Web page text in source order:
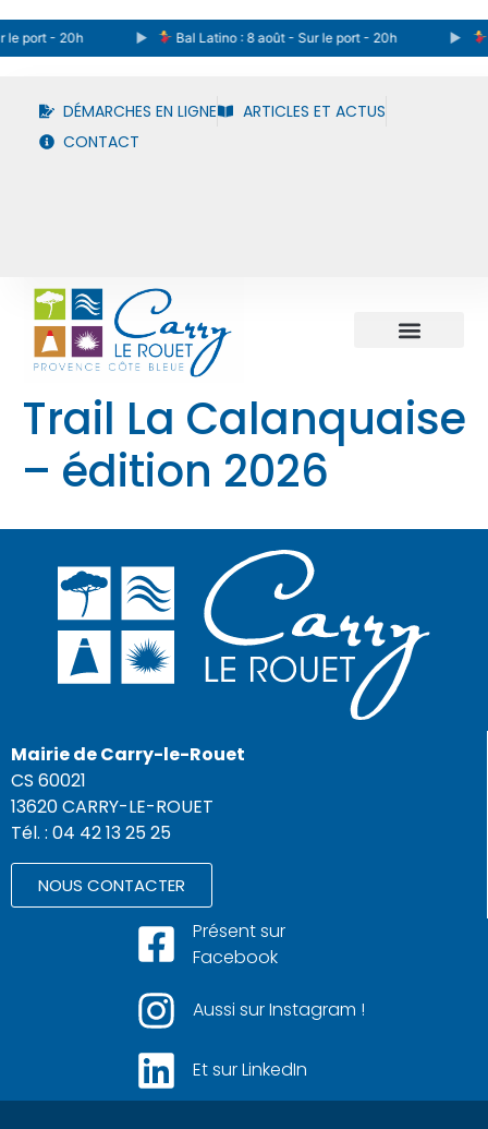
port - 20h Bal Latino : 8 août - Sur le port - 20h
DÉMARCHES EN LIGNE
ARTICLES ET ACTUS
CONTACT
Trail La Calanquaise
– édition 2026
Mairie de Carry-le-Rouet
CS 60021
13620 CARRY-LE-ROUET
Tél. : 04 42 13 25 25
NOUS CONTACTER
Présent sur
Facebook
Aussi sur Instagram !
Et sur LinkedIn